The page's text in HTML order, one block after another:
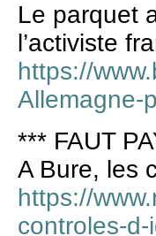
Le parquet
l’activiste
https://
Allemagne-
*** FAUT
A Bure, les
https://
controles-